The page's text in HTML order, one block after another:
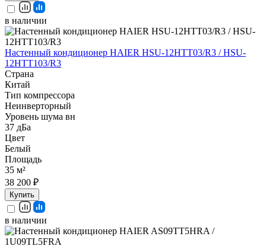
в наличии
Настенный кондиционер HAIER HSU-12HTT03/R3 / HSU-
12HTT103/R3
Страна
Китай
Тип компрессора
Неинверторный
Уровень шума вн
37 дБа
Цвет
Белый
Площадь
35 м²
38 200 ₽
Купить
в наличии